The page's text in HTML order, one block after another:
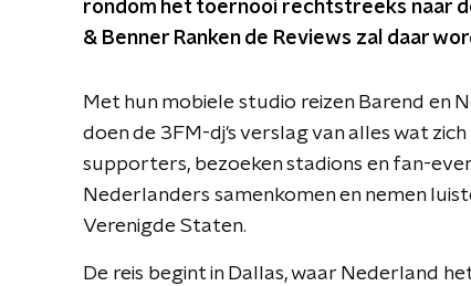
rondom het toernooi rechtstreeks naar
& Benner Ranken de Reviews zal daar
Met hun mobiele studio reizen Barend en
doen de 3FM-dj's verslag van alles wat
supporters, bezoeken stadions en fan-
Nederlanders samenkomen en nemen
Verenigde Staten.
De reis begint in Dallas, waar Nederland